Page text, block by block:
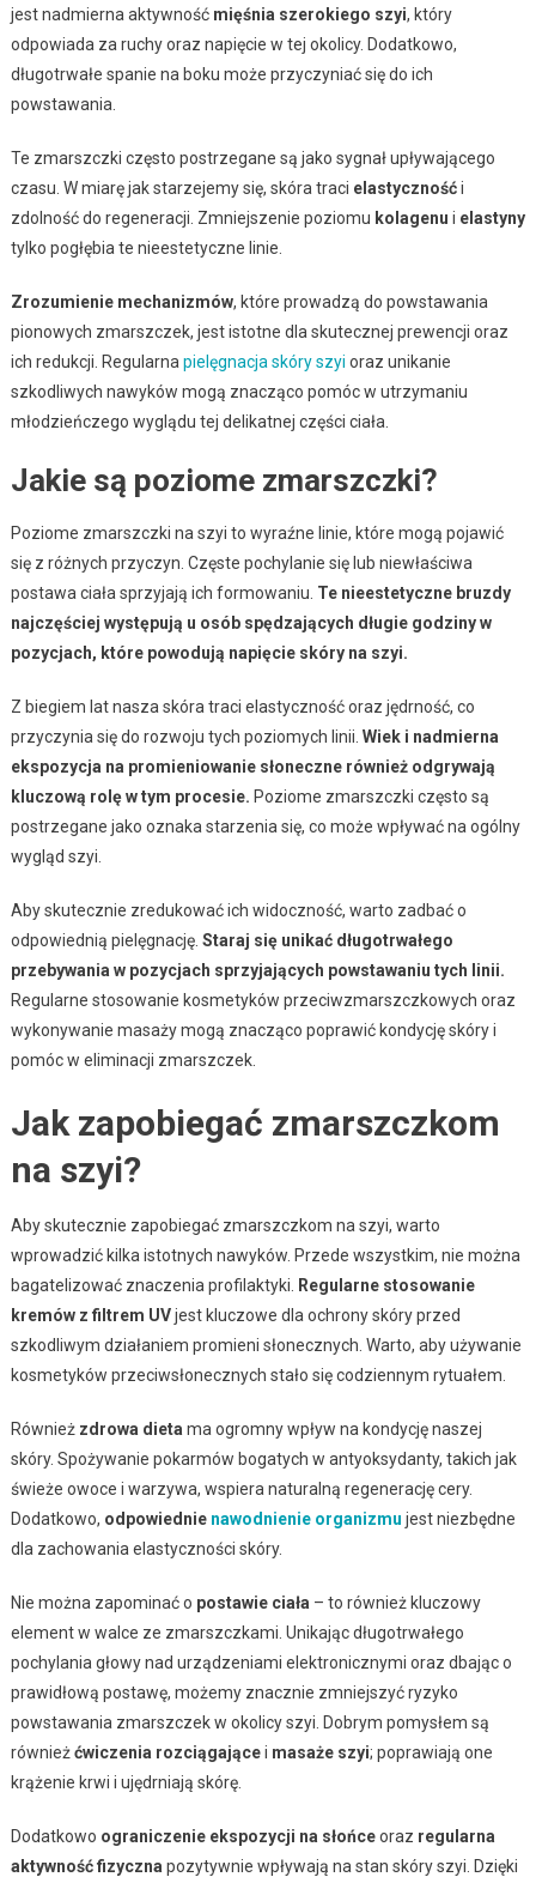
jest nadmierna aktywność mięśnia szerokiego szyi, który
odpowiada za ruchy oraz napięcie w tej okolicy. Dodatkowo,
długotrwałe spanie na boku może przyczyniać się do ich
powstawania.
Te zmarszczki często postrzegane są jako sygnał upływającego
czasu. W miarę jak starzejemy się, skóra traci elastycznośći
zdolność do regeneracji. Zmniejszenie poziomu kolagenu i elastyny
tylko pogłębia te nieestetyczne linie.
Zrozumienie mechanizmów, które prowadzą do powstawania
pionowych zmarszczek, jest istotne dla skutecznej prewencji oraz
ich redukcji. Regularna pielęgnacja skóry szyi oraz unikanie
szkodliwych nawyków mogą znacząco pomóc w utrzymaniu
młodzieńczego wyglądu tej delikatnej części ciała.
Jakie są poziome zmarszczki?
Poziome zmarszczki na szyi to wyraźne linie, które mogą pojawić
się z różnych przyczyn. Częste pochylanie się lub niewłaściwa
postawa ciała sprzyjają ich formowaniu. Te nieestetyczne bruzdy
najczęściej występują u osób spędzających długie godziny w
pozycjach, które powodują napięcie skóry na szyi.
Z biegiem lat nasza skóra traci elastyczność oraz jędrność, co
przyczynia się do rozwoju tych poziomych linii. Wiek i nadmierna
ekspozycja na promieniowanie słoneczne również odgrywają
kluczową rolę w tym procesie. Poziome zmarszczki często są
postrzegane jako oznaka starzenia się, co może wpływać na ogólny
wygląd szyi.
Aby skutecznie zredukować ich widoczność, warto zadbać o
odpowiednią pielęgnację. Staraj się unikać długotrwałego
przebywania w pozycjach sprzyjających powstawaniu tych linii.
Regularne stosowanie kosmetyków przeciwzmarszczkowych oraz
wykonywanie masaży mogą znacząco poprawić kondycję skóry i
pomóc w eliminacji zmarszczek.
Jak zapobiegać zmarszczkom
na szyi?
Aby skutecznie zapobiegać zmarszczkom na szyi, warto
wprowadzić kilka istotnych nawyków. Przede wszystkim, nie można
bagatelizować znaczenia profilaktyki. Regularne stosowanie
kremów z filtrem UVjest kluczowe dla ochrony skóry przed
szkodliwym działaniem promieni słonecznych. Warto, aby używanie
kosmetyków przeciwsłonecznych stało się codziennym rytuałem.
Również zdrowa dieta ma ogromny wpływ na kondycję naszej
skóry. Spożywanie pokarmów bogatych w antyoksydanty, takich jak
świeże owoce i warzywa, wspiera naturalną regenerację cery.
Dodatkowo, odpowiednie nawodnienie organizmu jest niezbędne
dla zachowania elastyczności skóry.
Nie można zapominać o postawie ciała – to również kluczowy
element w walce ze zmarszczkami. Unikając długotrwałego
pochylania głowy nad urządzeniami elektronicznymi oraz dbając o
prawidłową postawę, możemy znacznie zmniejszyć ryzyko
powstawania zmarszczek w okolicy szyi. Dobrym pomysłem są
równieżćwiczenia rozciągającei masaże szyi; poprawiają one
krążenie krwi i ujędrniają skórę.
Dodatkowo ograniczenie ekspozycji na słońceoraz regularna
aktywność fizyczna pozytywnie wpływają na stan skóry szyi. Dzięki